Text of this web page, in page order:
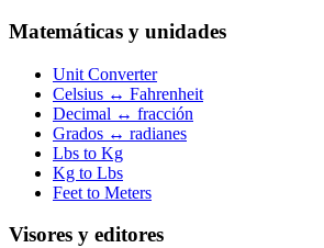
Matemáticas y unidades
Unit Converter
Celsius ↔ Fahrenheit
Decimal ↔ fracción
Grados ↔ radianes
Lbs to Kg
Kg to Lbs
Feet to Meters
Visores y editores